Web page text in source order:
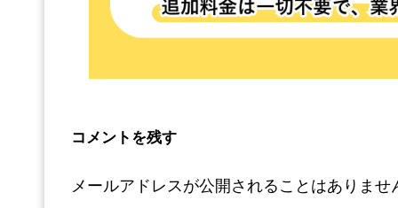
コメントを残す
メールアドレスが公開されることはありませ